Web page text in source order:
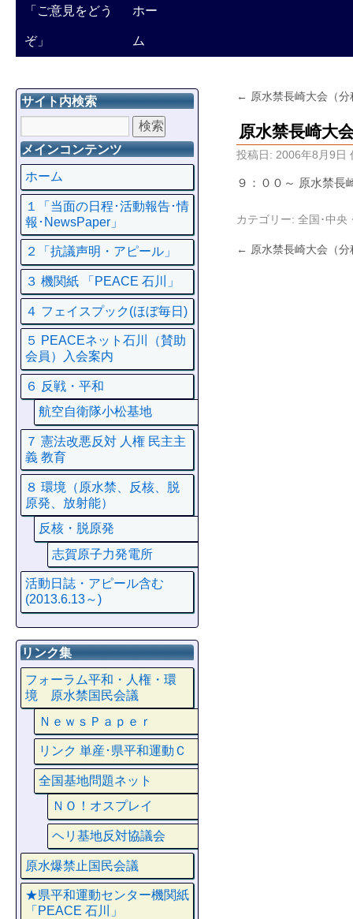
「ご意見をどう
ぞ」
ホー
ム
← 原水禁長崎大会（
原水禁長崎大
投稿日: 2006年8月9日
９：００～ 原水禁長
カテゴリー: 全国･中央
← 原水禁長崎大会（
サイト内検索
メインコンテンツ
ホーム
１「当面の日程･活動報告･情
報･NewsPaper」
２「抗議声明・アピール」
３ 機関紙 「PEACE 石川」
４ フェイスプック(ほぼ毎日)
５ PEACEネット石川（賛助
会員）入会案内
６ 反戦・平和
航空自衛隊小松基地
７ 憲法改悪反対 人権 民主主
義 教育
８ 環境（原水禁、反核、脱
原発、放射能）
反核・脱原発
志賀原子力発電所
活動日誌・アピール含む
(2013.6.13～)
リンク集
フォーラム平和・人権・環
境 原水禁国民会議
ＮｅｗｓＰａｐｅｒ
リンク 単産･県平和運動Ｃ
全国基地問題ネット
ＮＯ！オスプレイ
ヘリ基地反対協議会
原水爆禁止国民会議
★県平和運動センター機関紙
「PEACE 石川」